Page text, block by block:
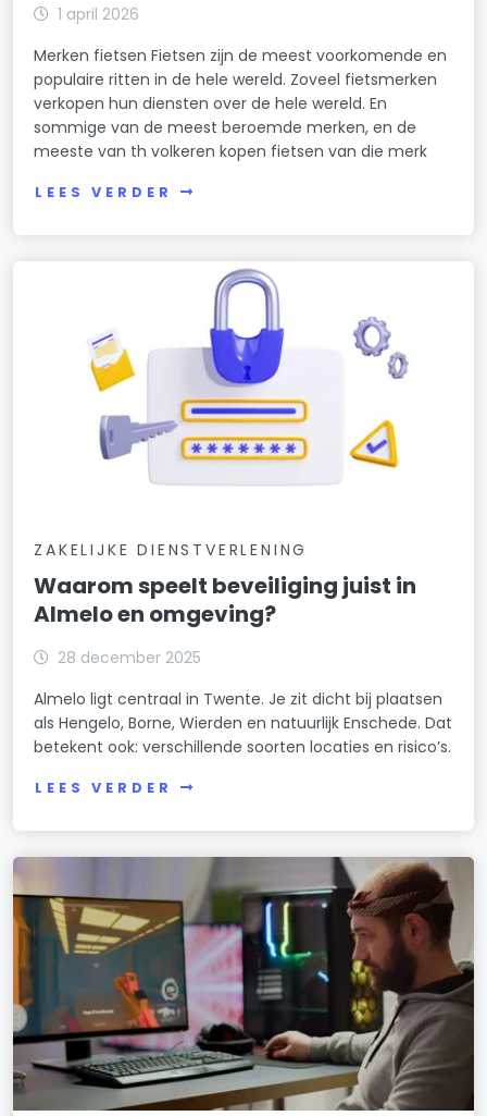
1 april 2026
Merken fietsen Fietsen zijn de meest voorkomende en
populaire ritten in de hele wereld. Zoveel fietsmerken
verkopen hun diensten over de hele wereld. En
sommige van de meest beroemde merken, en de
meeste van th volkeren kopen fietsen van die merk
LEES VERDER
ZAKELIJKE DIENSTVERLENING
Waarom speelt beveiliging juist in
Almelo en omgeving?
28 december 2025
Almelo ligt centraal in Twente. Je zit dicht bij plaatsen
als Hengelo, Borne, Wierden en natuurlijk Enschede. Dat
betekent ook: verschillende soorten locaties en risico’s.
LEES VERDER